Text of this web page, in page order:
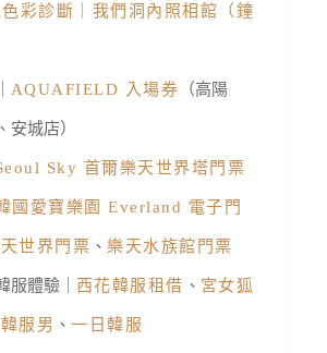
彩診斷｜我們洞內照相館（鐘
AQUAFIELD 入場券 （高陽
安城店）
Sky 首爾樂天世界塔門票
國愛寶樂園 Everland 電子門
世界門票 、 樂天水族館門票
服體驗｜ 西花韓服租借 、 宮女狐
韓服男 、 一日韓服